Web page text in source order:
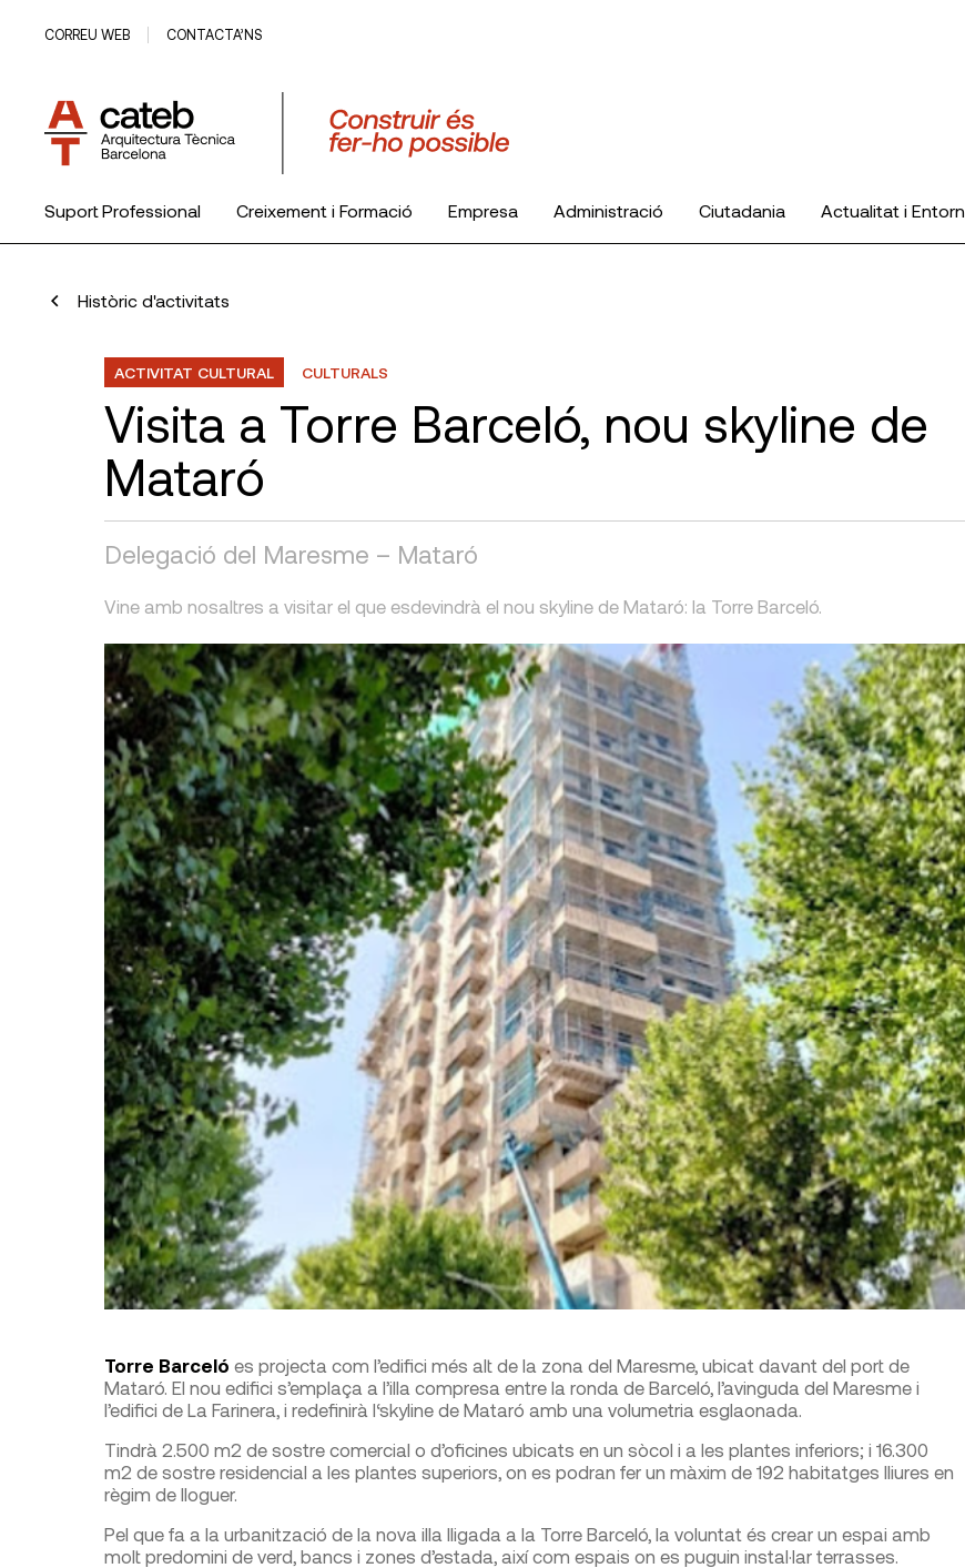
CORREU WEB CONTACTA’NS
Suport Professional Creixement i Formació Empresa Administració Ciutadania Actualitat i Entorn
Històric d'activitats
ACTIVITAT CULTURAL CULTURALS
Visita a Torre Barceló, nou skyline de
Mataró
Delegació del Maresme – Mataró
Vine amb nosaltres a visitar el que esdevindrà el nou skyline de Mataró: la Torre Barceló.
Torre Barceló es projecta com l’edifici més alt de la zona del Maresme, ubicat davant del port de
Mataró. El nou edifici s’emplaça a l’illa compresa entre la ronda de Barceló, l’avinguda del Maresme i
l’edifici de La Farinera, i redefinirà l‘skyline de Mataró amb una volumetria esglaonada.
Tindrà 2.500 m2 de sostre comercial o d’oficines ubicats en un sòcol i a les plantes inferiors; i 16.300
m2 de sostre residencial a les plantes superiors, on es podran fer un màxim de 192 habitatges lliures en
règim de lloguer.
Pel que fa a la urbanització de la nova illa lligada a la Torre Barceló, la voluntat és crear un espai amb
molt predomini de verd, bancs i zones d’estada, així com espais on es puguin instal·lar terrasses.